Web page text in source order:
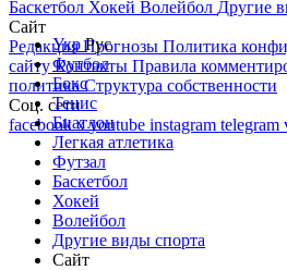
Баскетбол Хокей Волейбол Другие
Сайт
РедакцияПрогнозы Политика
сайтуКонтакты Правила
политикаСтруктура собственности
Соц. сети
facebookxyoutube instagram telegram
УкрРус
Футбол
Бокс
Тенис
Биатлон
Легкая атлетика
Футзал
Баскетбол
Хокей
Волейбол
Другие виды спорта
Сайт